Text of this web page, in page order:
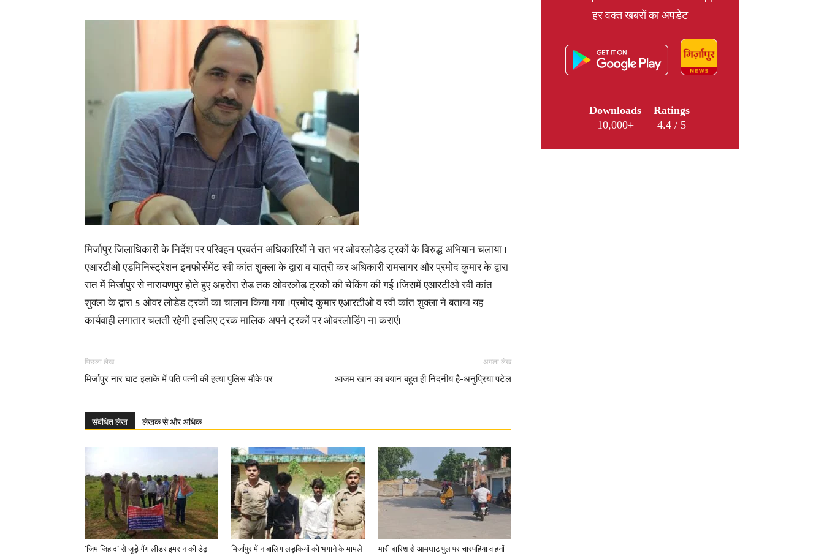
in
Hindi,
Today
Hindi
मिर्जापुर जिलाधिकारी के निर्देश पर परिवहन प्रवर्तन अधिकारियों ने रात भर ओवरलोडेड ट्रकों के विरुद्ध अभियान चलाया ।
एआरटीओ एडमिनिस्ट्रेशन इनफोर्समेंट रवी कांत शुक्ला के द्वारा व यात्री कर अधिकारी रामसागर और प्रमोद कुमार के द्वारा
रात में मिर्जापुर से नारायणपुर होते हुए अहरोरा रोड तक ओवरलोड ट्रकों की चेकिंग की गई ।जिसमें एआरटीओ रवी कांत
शुक्ला के द्वारा 5 ओवर लोडेड ट्रकों का चालान किया गया ।प्रमोद कुमार एआरटीओ व रवी कांत शुक्ला ने बताया यह
कार्यवाही लगातार चलती रहेगी इसलिए ट्रक मालिक अपने ट्रकों पर ओवरलोडिंग ना कराएं।
पिछला लेख
मिर्जापुर नार घाट इलाके में पति पत्नी की हत्या पुलिस मौके पर
अगला लेख
आजम खान का बयान बहुत ही निंदनीय है-अनुप्रिया पटेल
संबंधित लेख लेखक से और अधिक
‘जिम जिहाद’ से जुड़े गैंग लीडर इमरान की डेढ़
मिर्जापुर में नाबालिग लड़कियों को भगाने के मामले
भारी बारिश से आमघाट पुल पर चारपहिया वाहनों
हर वक्त खबरों का अपडेट
Downloads
10,000+
Ratings
4.4 / 5